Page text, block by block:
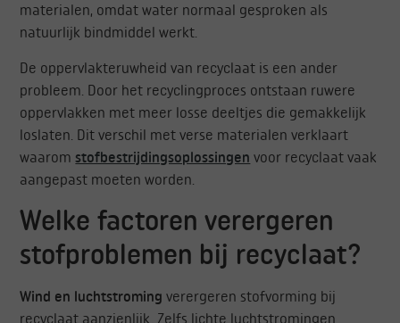
materialen, omdat water normaal gesproken als
natuurlijk bindmiddel werkt.
De oppervlakteruwheid van recyclaat is een ander
probleem. Door het recyclingproces ontstaan ruwere
oppervlakken met meer losse deeltjes die gemakkelijk
loslaten. Dit verschil met verse materialen verklaart
waaromstofbestrijdingsoplossingen voor recyclaat vaak
aangepast moeten worden.
Welke factoren verergeren
stofproblemen bij recyclaat?
Wind en luchtstroming verergeren stofvorming bij
recyclaat aanzienlijk. Zelfs lichte luchtstromingen